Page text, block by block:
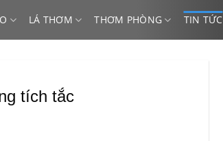
LÁ THƠM THƠM PHÒNG TIN TỨC
tích tắc